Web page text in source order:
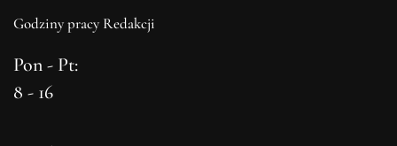
Godziny pracy Redakcji
Pon - Pt:
8 - 16